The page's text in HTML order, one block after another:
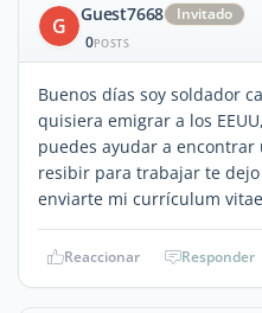
G Guest7668
Invitado
0POSTS
Buenos días soy soldador
quisiera emigrar a los
puedes ayudar a
resibir para trabajar te
enviarte mi currículum
Reaccionar Responder